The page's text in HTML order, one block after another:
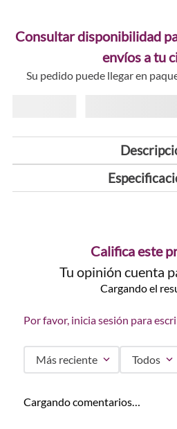
Consultar disponibilidad
envíos a tu
Su pedido puede llegar en
Califica este
Tu opinión cuenta
Cargando el
Por favor, inicia sesión para
Más reciente Todos
Cargando comentarios…